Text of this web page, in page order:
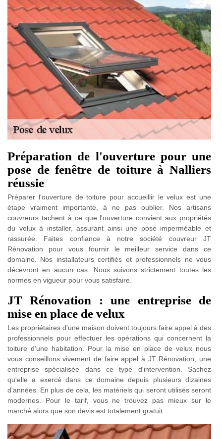
Préparation de l'ouverture pour une
pose de fenêtre de toiture à Nalliers
réussie
Préparer l'ouverture de toiture pour accueillir le velux est une
étape vraiment importante, à ne pas oublier. Nos artisans
couvreurs tachent à ce que l'ouverture convient aux propriétés
du velux à installer, assurant ainsi une pose imperméable et
rassurée. Faites confiance à notre société couvreur JT
Rénovation pour vous fournir le meilleur service dans ce
domaine. Nos installateurs certifiés et professionnels ne vous
décevront en aucun cas. Nous suivons strictement toutes les
normes en vigueur pour vous satisfaire.
JT Rénovation : une entreprise de
mise en place de velux
Les propriétaires d'une maison doivent toujours faire appel à des
professionnels pour effectuer les opérations qui concernent la
toiture d'une habitation. Pour la mise en place de velux nous
vous conseillons vivement de faire appel à JT Rénovation, une
entreprise spécialisée dans ce type d'intervention. Sachez
qu'elle a exercé dans ce domaine depuis plusieurs dizaines
d'années. En plus de cela, les matériels qui seront utilisés seront
modernes. Pour le tarif, vous ne trouvez pas mieux sur le
marché alors que son devis est totalement gratuit.